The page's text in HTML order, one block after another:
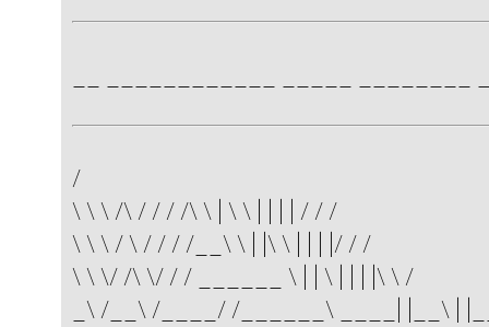
/
\ \ \ /\ / / / /\ \ | \ \ | | | | / / /
\ \ \ / \ / / / /__\ \ | |\ \ | | | |/ / /
\ \ \/ /\ \/ / / ______ \ | | \ | | | |\ \ /
_\ /__\ /____/ /______\ ____| |__\ |